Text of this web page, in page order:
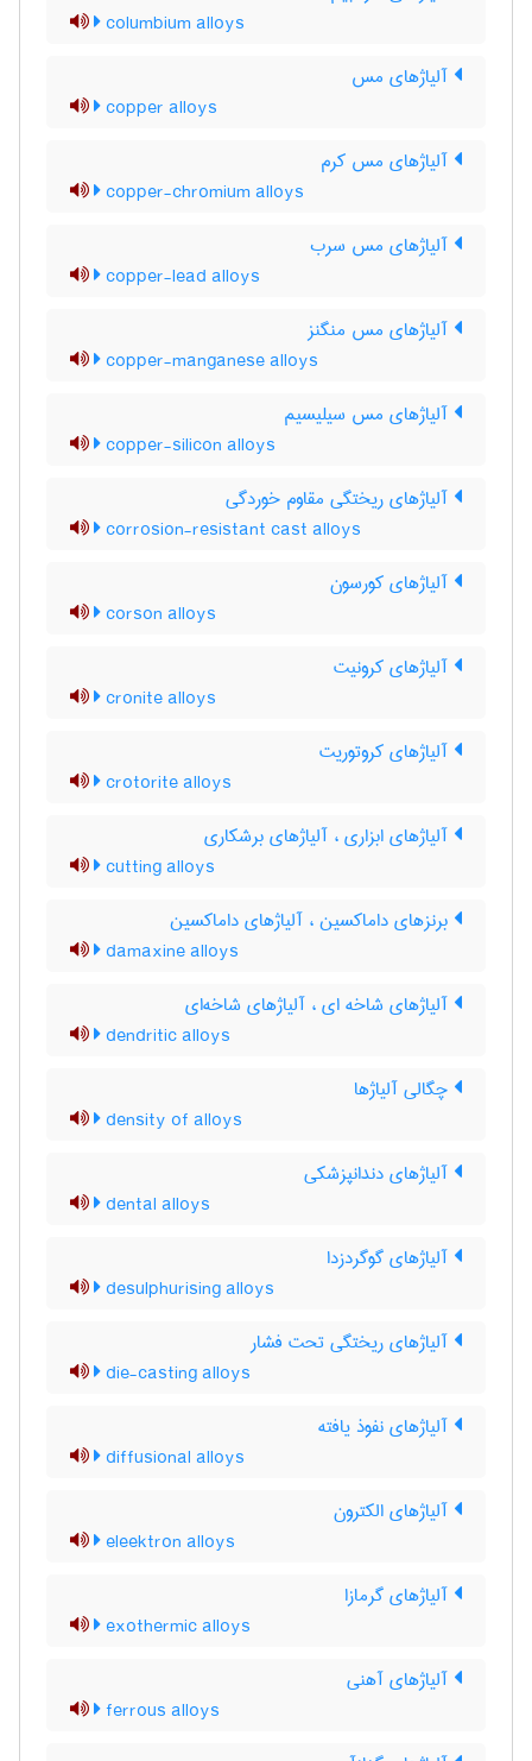
columbium alloys
آلیاژهای مس
copper alloys
آلیاژهای مس کرم
copper-chromium alloys
آلیاژهای مس سرب
copper-lead alloys
آلیاژهای مس منگنز
copper-manganese alloys
آلیاژهای مس سیلیسیم
copper-silicon alloys
آلیاژهای ریختگی مقاوم خوردگی
corrosion-resistant cast alloys
آلیاژهای کورسون
corson alloys
آلیاژهای کرونیت
cronite alloys
آلیاژهای کروتوریت
crotorite alloys
آلیاژهای ابزاری ، آلیاژهای برشکاری
cutting alloys
برنزهای داماکسین ، آلیاژهای داماکسین
damaxine alloys
آلیاژهای شاخه ای ، آلیاژهای شاخه‌ای
dendritic alloys
چگالی آلیاژها
density of alloys
آلیاژهای دندانپزشکی
dental alloys
آلیاژهای گوگردزدا
desulphurising alloys
آلیاژهای ریختگی تحت فشار
die-casting alloys
آلیاژهای نفوذ یافته
diffusional alloys
آلیاژهای الکترون
eleektron alloys
آلیاژهای گرمازا
exothermic alloys
آلیاژهای آهنی
ferrous alloys